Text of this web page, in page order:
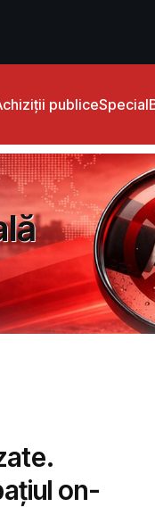
publiceSpecial
on-